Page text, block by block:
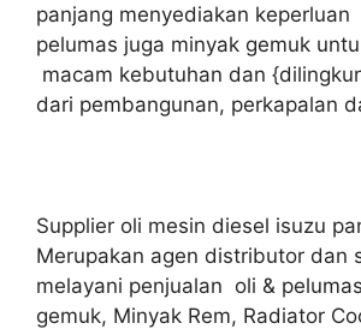
panjang menyediakan keperluan
pelumas juga minyak gemuk
macam kebutuhan dan
dari pembangunan, perkapalan
Supplier oli mesin diesel isuzu
Merupakan agen distributor dan
melayani penjualan oli &
gemuk, Minyak Rem, Radiator